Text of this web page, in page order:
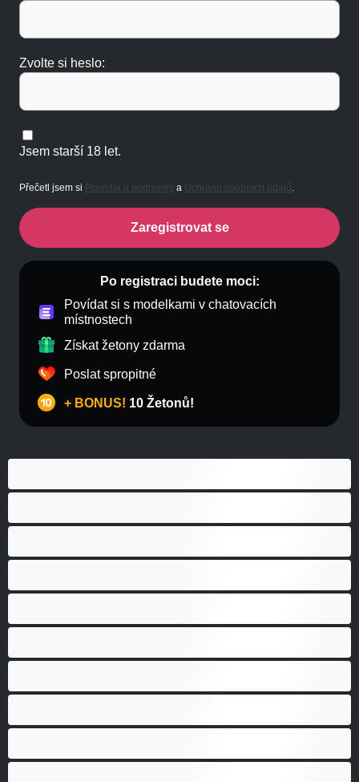
Zvolte si heslo:
Jsem starší 18 let.
Přečetl jsem si Pravidla a podmínky a Ochranu osobních údajů.
Zaregistrovat se
Po registraci budete moci:
Povídat si s modelkami v chatovacích
místnostech
Získat žetony zdarma
Poslat spropitné
+ BONUS! 10 Žetonů!